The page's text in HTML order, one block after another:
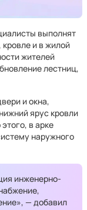
выполнят
и в жилой
жителей
лестниц,
и окна,
ярус кровли
в арке
наружного
инженерно-
— добавил